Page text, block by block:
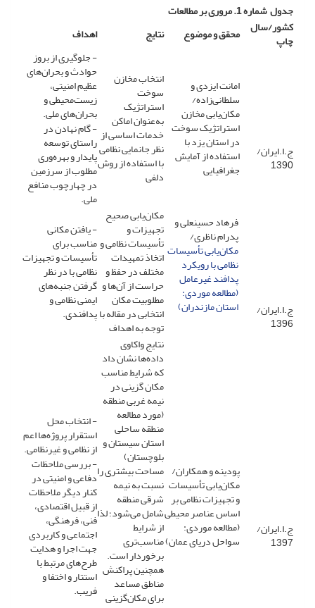
جدولشماره 1 . مروری بر مطالعات
کشور/سال
چاپ محقق و موضوع نتایج اهداف
ج.ا.ایران/
1390
امانت ایزدی و
سلطانی‌زاده/
مکان‌یابی مخازن
استراتژیک سوخت
در استان یزد با
استفاده از آمایش
جغرافیایی
انتخاب مخازن
سوخت
استراتژیک
به‌عنوان اماکن
خدمات اساسی از
نظر جانمایی نظامی
با استفاده از روش
دلفی
- جلوگیری از بروز
حوادث و بحران‌های
عظیم امنیتی،
زیست‌محیطی و
بحران‌های ملی.
- گام نهادن در
راستای توسعه
پایدار و بهره‌وری
مطلوب از سرزمین
در چهارچوب منافع
ملی.
ج.ا.ایران/
1396
فرهاد حسینعلی و
پدرام ناظری/
مکان‌یابی تأسیسات
نظامی با رویکرد
پدافند غیرعامل
(مطالعه موردی:
استان مازندران)
مکان‌یابی صحیح
تجهیزات و
تأسیسات نظامی و
اتخاذ تمهیدات
مختلف در حفظ و
حراست از آن‌ها و
مطلوبیت مکان
انتخابی در مقاله با
توجه به اهداف
- یافتن مکانی
مناسب برای
تأسیسات و تجهیزات
نظامی با در نظر
گرفتن جنبه‌های
ایمنی نظامی و
پدافندی.
ج.ا.ایران/
1397
پودینه و همکاران/
مکان‌یابی تأسیسات
و تجهیزات نظامی بر
اساس عناصر محیطی
(مطالعه موردی:
سواحل دریای عمان)
نتایج واکاوی
داده‌ها نشان داد
که شرایط مناسب
مکان گزینی در
نیمه غربی منطقه
(مورد مطالعه
منطقه ساحلی
استان سیستان و
بلوچستان)
مساحت بیشتری را
نسبت به نیمه
شرقی منطقه
شامل می‌شود؛ لذا
از شرایط
مناسب‌تری
برخوردار است.
همچنین پراکنش
مناطق مساعد
برای مکان‌گزینی
- انتخاب محل
استقرار پروژه‌ها اعم
از نظامی و غیرنظامی.
- بررسی ملاحظات
دفاعی و امنیتی در
کنار دیگر ملاحظات
از قبیل اقتصادی،
فنی، فرهنگی،
اجتماعی و کاربردی
جهت اجرا و هدایت
طرح‌های مرتبط با
استتار و اختفا و
فریب.